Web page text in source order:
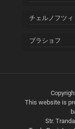
チェルノフツィ
ブラショフ
This website is
Str.